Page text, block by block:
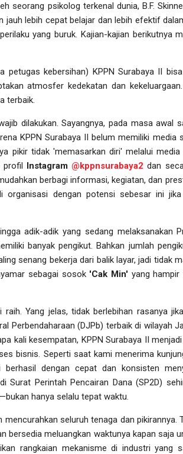
seorang psikolog terkenal dunia, B.F.
jauh lebih cepat belajar dan lebih efektif
yang buruk. Kajian-kajian berikutnya
petugas kebersihan) KPPN Surabaya II
atmosfer kedekatan dan
terbaik.
dilakukan. Sayangnya, pada masa awal
KPPN Surabaya II belum memiliki media
pikir tidak 'memasarkan diri' melalui
profil Instagram@kppnsurabaya2 dan
berbagi informasi, kegiatan, dan
organisasi dengan potensi sebesar ini
adik-adik yang sedang melaksanakan
banyak pengikut. Bahkan jumlah
senang bekerja dari balik layar, jadi tidak
sebagai sosok 'Cak Min'yang hampir
Yang jelas, tidak berlebihan rasanya
Perbendaharaan (DJPb) terbaik di wilayah
kali kesempatan, KPPN Surabaya II menjadi
bisnis. Seperti saat kami menerima
dengan cepat dan konsisten
Surat Perintah Pencairan Dana (SP2D)
hanya selalu tepat waktu.
seluruh tenaga dan pikirannya.
bersedia meluangkan waktunya kapan saja
rangkaian mekanisme di industri yang